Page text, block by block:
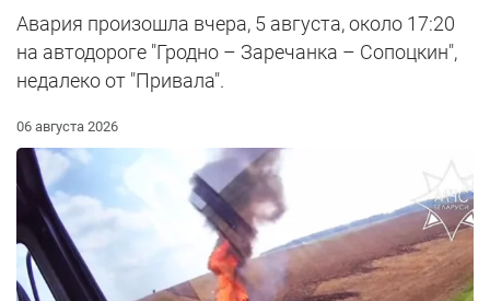
Авария произошла вчера, 5 августа, около 17:20
на автодороге "Гродно – Заречанка – Сопоцкин",
недалеко от "Привала".
06 августа 2026